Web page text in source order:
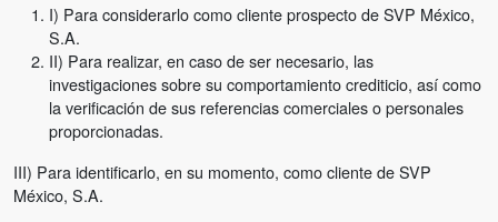
I) Para considerarlo como cliente prospecto de SVP México,
S.A.
II) Para realizar, en caso de ser necesario, las
investigaciones sobre su comportamiento crediticio, así como
la verificación de sus referencias comerciales o personales
proporcionadas.
III) Para identificarlo, en su momento, como cliente de SVP
México, S.A.